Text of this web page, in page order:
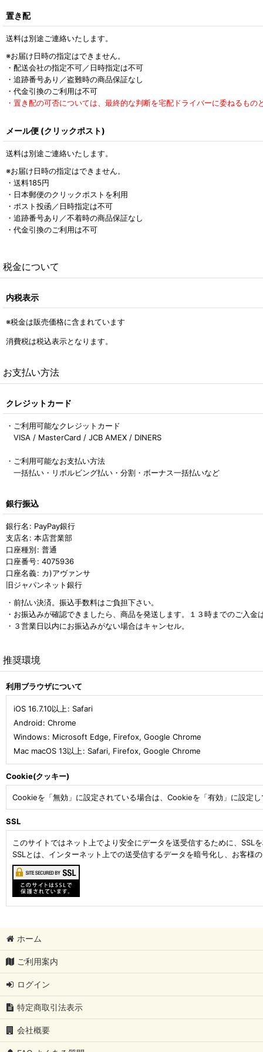
置き配
送料は別途ご連絡いたします。
※お届け日時の指定はできません。
・配送会社の指定不可／日時指定は不可
・追跡番号あり／盗難時の商品保証なし
・代金引換のご利用は不可
・置き配の可否については、最終的な判断を宅配ドライバーに委ねるもの
メール便 (クリックポスト)
送料は別途ご連絡いたします。
※お届け日時の指定はできません。
・送料185円
・日本郵便のクリックポストを利用
・ポスト投函／日時指定は不可
・追跡番号あり／不着時の商品保証なし
・代金引換のご利用は不可
税金について
内税表示
※税金は販売価格に含まれています
消費税は税込表示となります。
お支払い方法
クレジットカード
・ご利用可能なクレジットカード
VISA / MasterCard / JCB AMEX / DINERS
・ご利用可能なお支払い方法
一括払い・リボルビング払い・分割・ボーナス一括払いなど
銀行振込
銀行名 : PayPay銀行
支店名 : 本店営業部
口座種別: 普通
口座番号: 4075936
口座名義: カ)アヴァンサ
旧ジャパンネット銀行
・前払い決済。振込手数料はご負担下さい。
・お振込みが確認できましたら、商品を発送します。１３時までのご入金
・３営業日以内にお振込みがない場合はキャンセル。
推奨環境
利用ブラウザについて
iOS 16.7.10以上: Safari
Android: Chrome
Windows: Microsoft Edge, Firefox, Google Chrome
Mac macOS 13以上: Safari, Firefox, Google Chrome
Cookie(クッキー)
Cookieを「無効」に設定されている場合は、Cookieを「有効」に設定し
SSL
このサイトではネット上でより安全にデータを送受信するために、SSLを
SSLとは、インターネット上での送受信するデータを暗号化し、お客様
ホーム
ご利用案内
ログイン
特定商取引法表示
会社概要